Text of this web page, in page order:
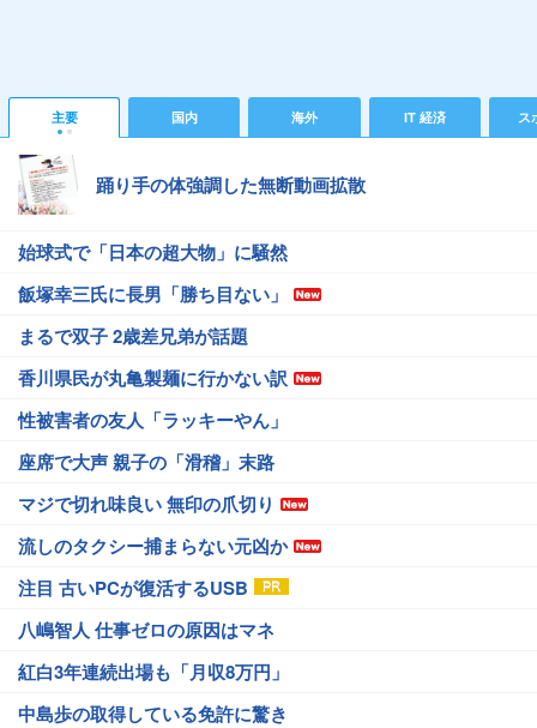
主要 国内 海外 IT 経済 ス
踊り手の体強調した無断動画拡散
始球式で「日本の超大物」に騒然
飯塚幸三氏に長男「勝ち目ない」
まるで双子 2歳差兄弟が話題
香川県民が丸亀製麺に行かない訳
性被害者の友人「ラッキーやん」
座席で大声 親子の「滑稽」末路
マジで切れ味良い 無印の爪切り
流しのタクシー捕まらない元凶か
注目 古いPCが復活するUSB
八嶋智人 仕事ゼロの原因はマネ
紅白3年連続出場も「月収8万円」
中島歩の取得している免許に驚き